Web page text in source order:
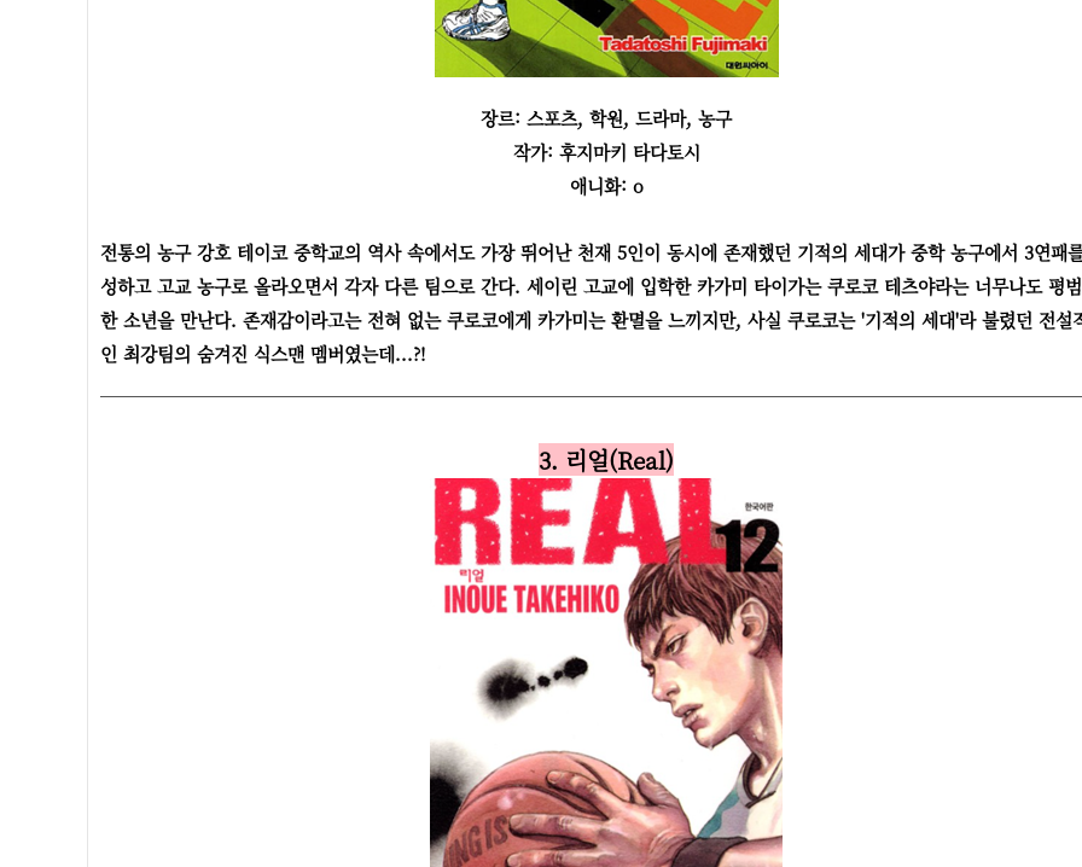
장르: 스포츠, 학원, 드라마, 농구
작가: 후지마키 타다토시
애니화: o
전통의 농구 강호 테이코 중학교의 역사 속에서도 가장 뛰어난 천재 5인이 동시에 존재했던 기적의 세대가 중학 농구에서 3연패
성하고 고교 농구로 올라오면서 각자 다른 팀으로 간다. 세이린 고교에 입학한 카가미 타이가는 쿠로코 테츠야라는 너무나도 평범
한 소년을 만난다. 존재감이라고는 전혀 없는 쿠로코에게 카가미는 환멸을 느끼지만, 사실 쿠로코는 '기적의 세대'라 불렸던 전설
인 최강팀의 숨겨진 식스맨 멤버였는데...?!
3. 리얼(Real)